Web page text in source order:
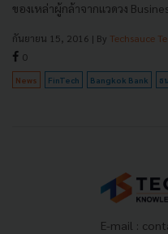
ของเหล่าผู้กล้าจากแวดวง
กันยายน 15, 2016 | By Techsauce
0
News FinTech Bangkok Bank ธ
E-mail :